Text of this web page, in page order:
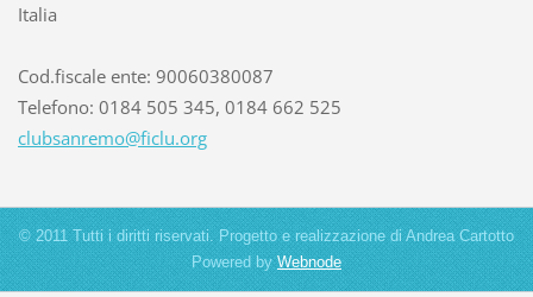
Italia
Cod.fiscale ente: 90060380087
Telefono: 0184 505 345, 0184 662 525
clubsanremo@ficlu.org
© 2011 Tutti i diritti riservati. Progetto e realizzazione di Andrea Cartotto
Powered byWebnode